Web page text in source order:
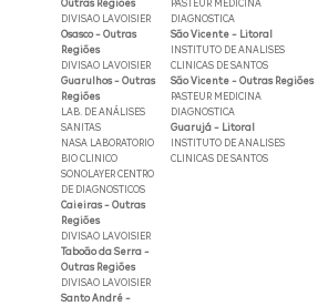
Outras Regiões
DIVISAO LAVOISIER
Osasco - Outras
Regiões
DIVISAO LAVOISIER
Guarulhos - Outras
Regiões
LAB. DE ANÁLISES
SANITAS
NASA LABORATORIO
BIO CLINICO
SONOLAYER CENTRO
DE DIAGNOSTICOS
Caieiras - Outras
Regiões
DIVISAO LAVOISIER
Taboão da Serra -
Outras Regiões
DIVISAO LAVOISIER
Santo André -
PASTEUR MEDICINA
DIAGNOSTICA
São Vicente - Litoral
INSTITUTO DE ANALISES
CLINICAS DE SANTOS
São Vicente - Outras Regiões
PASTEUR MEDICINA
DIAGNOSTICA
Guarujá - Litoral
INSTITUTO DE ANALISES
CLINICAS DE SANTOS